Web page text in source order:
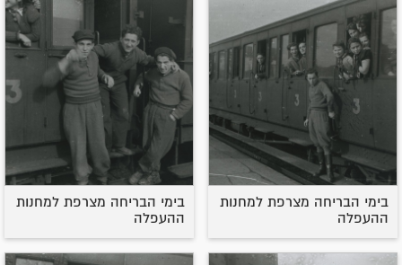
בימי הבריחה מצרפת למחנות
ההעפלה
בימי הבריחה מצרפת למחנות
ההעפלה